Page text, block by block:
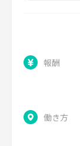
報酬
働き方